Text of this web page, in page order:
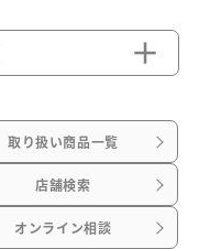
取り扱い商品一覧
店舗検索
オンライン相談